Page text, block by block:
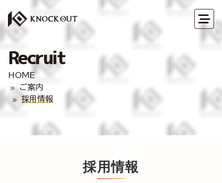
Recruit
HOME
ご案内
採用情報
採用情報